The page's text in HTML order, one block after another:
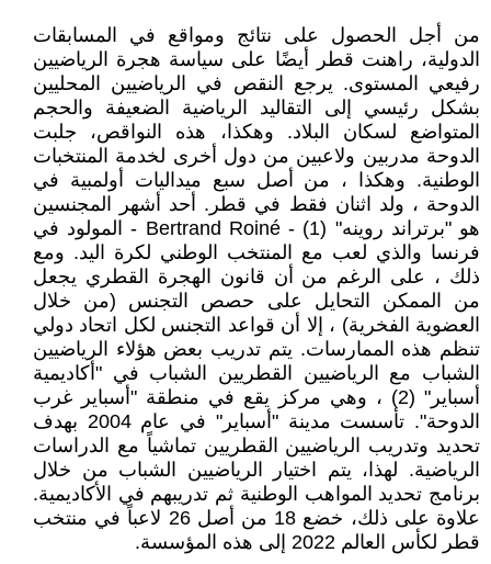
من أجل الحصول على نتائج ومواقع في المسابقات
الدولية، راهنت قطر أيضًا على سياسة هجرة الرياضيين
رفيعي المستوى. يرجع النقص في الرياضيين المحليين
بشكل رئيسي إلى التقاليد الرياضية الضعيفة والحجم
المتواضع لسكان البلاد. وهكذا، هذه النواقص، جلبت
الدوحة مدربين ولاعبين من دول أخرى لخدمة المنتخبات
الوطنية. وهكذا ، من أصل سبع ميداليات أولمبية في
الدوحة ، ولد اثنان فقط في قطر. أحد أشهر المجنسين
هو "برتراند روينه" (1) - Bertrand Roiné - المولود في
فرنسا والذي لعب مع المنتخب الوطني لكرة اليد. ومع
ذلك ، على الرغم من أن قانون الهجرة القطري يجعل
من الممكن التحايل على حصص التجنس (من خلال
العضوية الفخرية) ، إلا أن قواعد التجنس لكل اتحاد دولي
تنظم هذه الممارسات. يتم تدريب بعض هؤلاء الرياضيين
الشباب مع الرياضيين القطريين الشباب في "أكاديمية
أسباير" (2) ، وهي مركز يقع في منطقة "أسباير غرب
الدوحة". تأسست مدينة "أسباير" في عام 2004 بهدف
تحديد وتدريب الرياضيين القطريين تماشياً مع الدراسات
الرياضية. لهذا، يتم اختيار الرياضيين الشباب من خلال
برنامج تحديد المواهب الوطنية ثم تدريبهم في الأكاديمية.
علاوة على ذلك، خضع 18 من أصل 26 لاعباً في منتخب
قطر لكأس العالم 2022 إلى هذه المؤسسة.